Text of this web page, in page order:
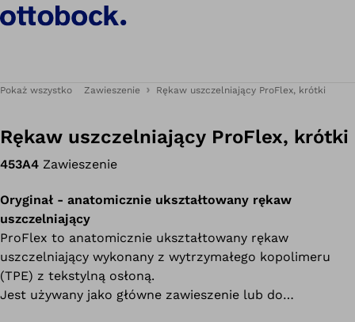
Pokaż wszystko Zawieszenie Rękaw uszczelniający ProFlex, krótki
Rękaw uszczelniający ProFlex, krótki
453A4 Zawieszenie
Oryginał - anatomicznie ukształtowany rękaw
uszczelniający
ProFlex to anatomicznie ukształtowany rękaw
uszczelniający wykonany z wytrzymałego kopolimeru
(TPE) z tekstylną osłoną.
Jest używany jako główne zawieszenie lub do